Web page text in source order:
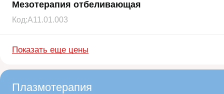
Мезотерапия отбеливающая
Код:А11.01.003
Показать еще цены
Плазмотерапия